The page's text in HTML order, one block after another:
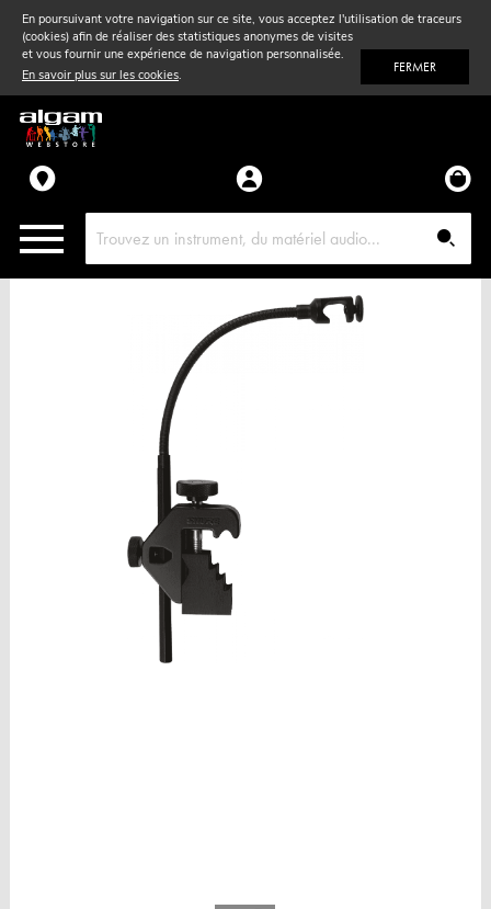
En poursuivant votre navigation sur ce site, vous acceptez l'utilisation de traceurs
(cookies) afin de réaliser des statistiques anonymes de visites
et vous fournir une expérience de navigation personnalisée.
En savoir plus sur les cookies. FERMER
Vent& Violon
Accessoires
Pièces détachées